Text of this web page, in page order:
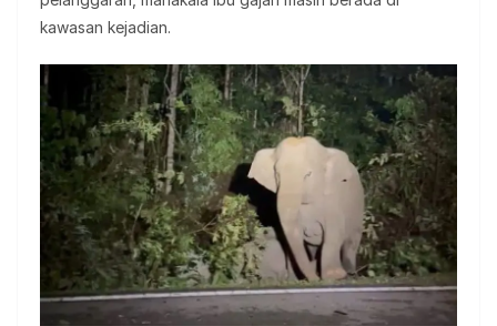
kawasan kejadian.